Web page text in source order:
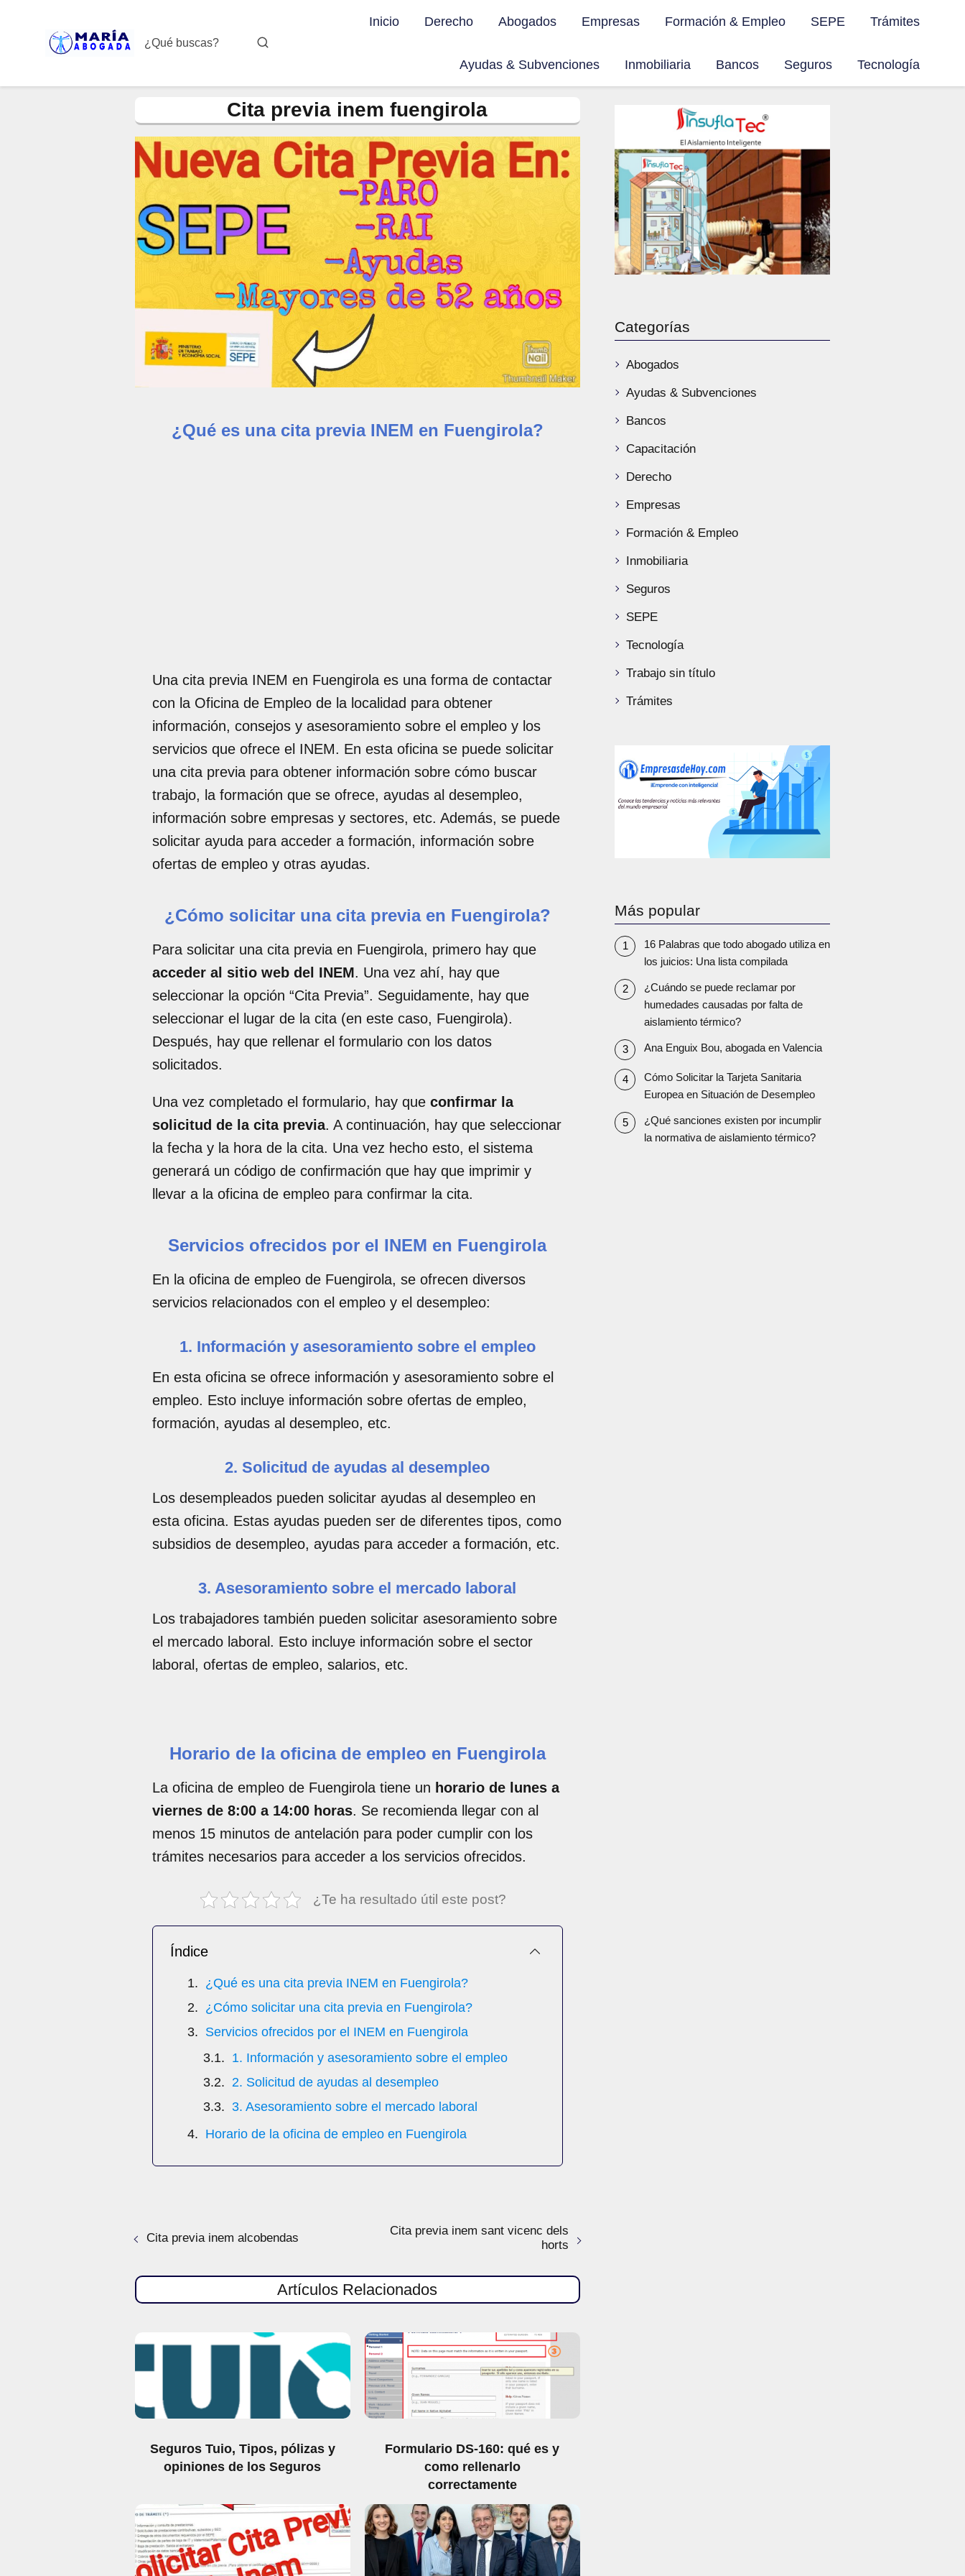
Inicio Derecho Abogados Empresas Formación & Empleo SEPE Trámites
Ayudas & Subvenciones Inmobiliaria Bancos Seguros Tecnología
Cita previa inem fuengirola
¿Qué es una cita previa INEM en Fuengirola?
Una cita previa INEM en Fuengirola es una forma de contactar
con la Oficina de Empleo de la localidad para obtener
información, consejos y asesoramiento sobre el empleo y los
servicios que ofrece el INEM. En esta oficina se puede solicitar
una cita previa para obtener información sobre cómo buscar
trabajo, la formación que se ofrece, ayudas al desempleo,
información sobre empresas y sectores, etc. Además, se puede
solicitar ayuda para acceder a formación, información sobre
ofertas de empleo y otras ayudas.
¿Cómo solicitar una cita previa en Fuengirola?
Para solicitar una cita previa en Fuengirola, primero hay que
acceder al sitio web del INEM. Una vez ahí, hay que
seleccionar la opción “Cita Previa”. Seguidamente, hay que
seleccionar el lugar de la cita (en este caso, Fuengirola).
Después, hay que rellenar el formulario con los datos
solicitados.
Una vez completado el formulario, hay que confirmar la
solicitud de la cita previa. A continuación, hay que seleccionar
la fecha y la hora de la cita. Una vez hecho esto, el sistema
generará un código de confirmación que hay que imprimir y
llevar a la oficina de empleo para confirmar la cita.
Servicios ofrecidos por el INEM en Fuengirola
En la oficina de empleo de Fuengirola, se ofrecen diversos
servicios relacionados con el empleo y el desempleo:
1. Información y asesoramiento sobre el empleo
En esta oficina se ofrece información y asesoramiento sobre el
empleo. Esto incluye información sobre ofertas de empleo,
formación, ayudas al desempleo, etc.
2. Solicitud de ayudas al desempleo
Los desempleados pueden solicitar ayudas al desempleo en
esta oficina. Estas ayudas pueden ser de diferentes tipos, como
subsidios de desempleo, ayudas para acceder a formación, etc.
3. Asesoramiento sobre el mercado laboral
Los trabajadores también pueden solicitar asesoramiento sobre
el mercado laboral. Esto incluye información sobre el sector
laboral, ofertas de empleo, salarios, etc.
Horario de la oficina de empleo en Fuengirola
La oficina de empleo de Fuengirola tiene un horario de lunes a
viernes de 8:00 a 14:00 horas. Se recomienda llegar con al
menos 15 minutos de antelación para poder cumplir con los
trámites necesarios para acceder a los servicios ofrecidos.
¿Te ha resultado útil este post?
Índice
¿Qué es una cita previa INEM en Fuengirola?
¿Cómo solicitar una cita previa en Fuengirola?
Servicios ofrecidos por el INEM en Fuengirola
1. Información y asesoramiento sobre el empleo
2. Solicitud de ayudas al desempleo
3. Asesoramiento sobre el mercado laboral
Horario de la oficina de empleo en Fuengirola
Cita previa inem alcobendas
Cita previa inem sant vicenc dels
horts
Artículos Relacionados
Seguros Tuio, Tipos, pólizas y
opiniones de los Seguros
Formulario DS-160: qué es y
como rellenarlo
correctamente
Categorías
Abogados
Ayudas & Subvenciones
Bancos
Capacitación
Derecho
Empresas
Formación & Empleo
Inmobiliaria
Seguros
SEPE
Tecnología
Trabajo sin título
Trámites
Más popular
16 Palabras que todo abogado utiliza en
los juicios: Una lista compilada
¿Cuándo se puede reclamar por
humedades causadas por falta de
aislamiento térmico?
Ana Enguix Bou, abogada en Valencia
Cómo Solicitar la Tarjeta Sanitaria
Europea en Situación de Desempleo
¿Qué sanciones existen por incumplir
la normativa de aislamiento térmico?